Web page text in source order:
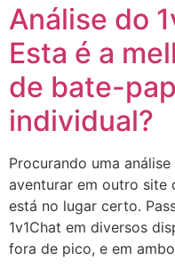
Análise do
Esta é a
de bate-
individual?
Procurando uma
aventurar em outro site
está no lugar certo.
1v1Chat em diversos
fora de pico, e em